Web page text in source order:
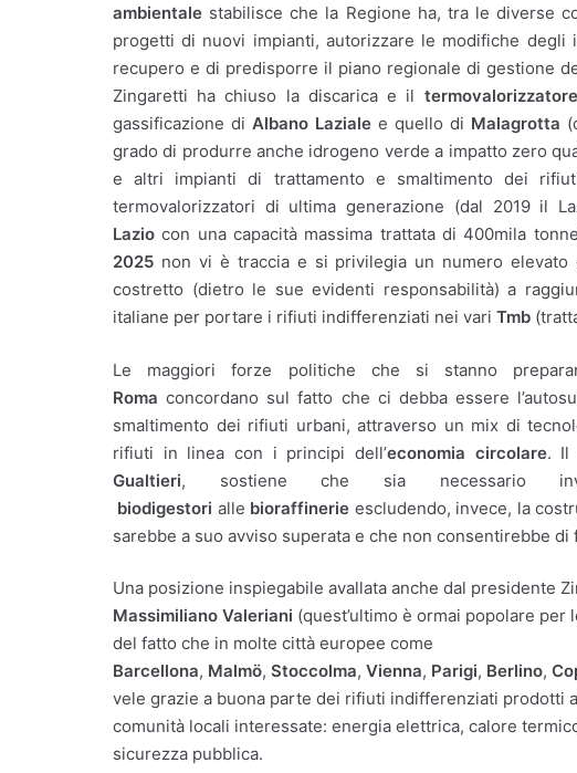
ambientale stabilisce che la Regione ha, tra le diverse
progetti di nuovi impianti, autorizzare le modifiche degli
recupero e di predisporre il piano regionale di gestione
Zingaretti ha chiuso la discarica e il
gassificazione diAlbano Laziale e quello di Malagrotta
grado di produrre anche idrogeno verde a impatto zero
e altri impianti di trattamento e smaltimento dei
termovalorizzatori di ultima generazione (dal 2019 il
Lazio con una capacità massima trattata di 400mila
2025 non vi è traccia e si privilegia un numero
costretto (dietro le sue evidenti responsabilità) a
italiane per portare i rifiuti indifferenziati nei vari Tmb
Le maggiori forze politiche che si stanno
Roma concordano sul fatto che ci debba essere
smaltimento dei rifiuti urbani, attraverso un mix di
rifiuti in linea con i principi dell’economia circolare. Il
Gualtieri, sostiene che sia necessario
biodigestori alle bioraffinerie escludendo, invece, la
sarebbe a suo avviso superata e che non consentirebbe
Una posizione inspiegabile avallata anche dal presidente
Massimiliano Valeriani (quest’ultimo è ormai popolare per
del fatto che in molte città europee come
Barcellona, Malmö, Stoccolma, Vienna, Parigi, Berlino,
vele grazie a buona parte dei rifiuti indifferenziati prodotti
comunità locali interessate: energia elettrica, calore
sicurezza pubblica.